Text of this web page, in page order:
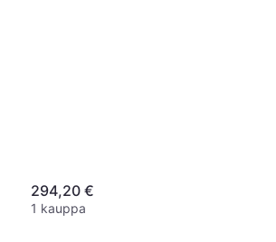
294,20 €
1 kauppa